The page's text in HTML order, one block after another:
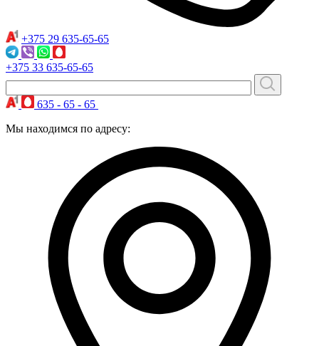
+375 29 635-65-65
+375 33 635-65-65
635 - 65 - 65
Мы находимся по адресу: